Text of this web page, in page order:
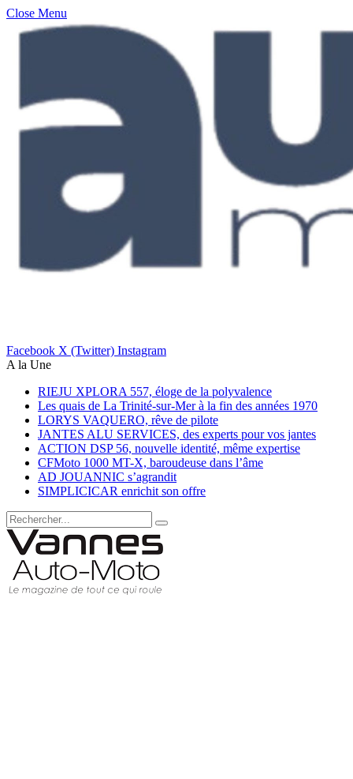
Close Menu
Facebook X (Twitter) Instagram
A la Une
RIEJU XPLORA 557, éloge de la polyvalence
Les quais de La Trinité-sur-Mer à la fin des années 1970
LORYS VAQUERO, rêve de pilote
JANTES ALU SERVICES, des experts pour vos jantes
ACTION DSP 56, nouvelle identité, même expertise
CFMoto 1000 MT-X, baroudeuse dans l’âme
AD JOUANNIC s’agrandit
SIMPLICICAR enrichit son offre